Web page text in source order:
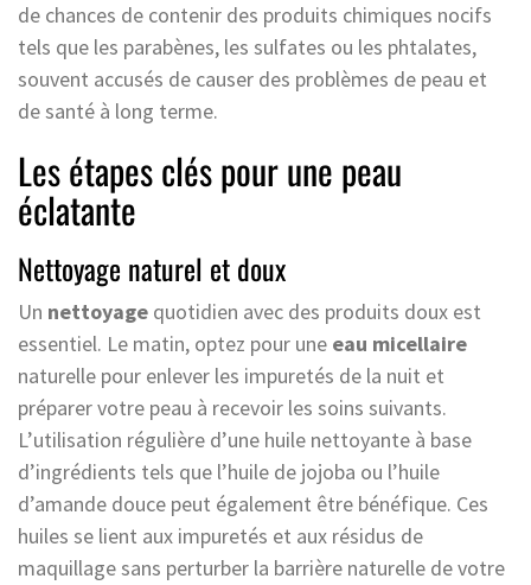
de chances de contenir des produits chimiques nocifs
tels que les parabènes, les sulfates ou les phtalates,
souvent accusés de causer des problèmes de peau et
de santé à long terme.
Les étapes clés pour une peau
éclatante
Nettoyage naturel et doux
Un nettoyage quotidien avec des produits doux est
essentiel. Le matin, optez pour une eau micellaire
naturelle pour enlever les impuretés de la nuit et
préparer votre peau à recevoir les soins suivants.
L’utilisation régulière d’une huile nettoyante à base
d’ingrédients tels que l’huile de jojoba ou l’huile
d’amande douce peut également être bénéfique. Ces
huiles se lient aux impuretés et aux résidus de
maquillage sans perturber la barrière naturelle de votre